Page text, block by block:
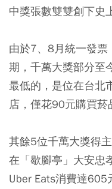
中獎張數雙雙創下史
由於7、8月統一發
期，千萬大獎部分至
最低的，是位在台北
店，僅花90元購買菸
其餘5位千萬大獎得
在「歇腳亭」大安忠
Uber Eats消費達605